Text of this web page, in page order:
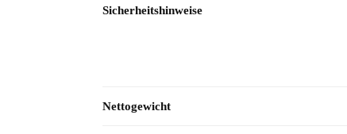
Sicherheitshinweise
Nettogewicht